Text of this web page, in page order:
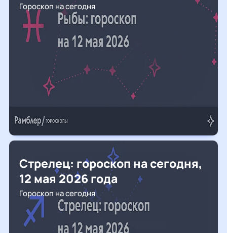
Гороскоп на сегодня
Стрелец: гороскоп на сегодня,
12 мая 2026 года
Гороскоп на сегодня